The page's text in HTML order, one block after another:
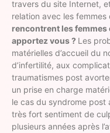
travers du site Internet,
relation avec les femmes
rencontrent les
apportez vous ? Les
matérielles d’accueil du
d’infertilité, aux
traumatismes post
un prise en charge
le cas du syndrome post
très fort sentiment de
plusieurs années après